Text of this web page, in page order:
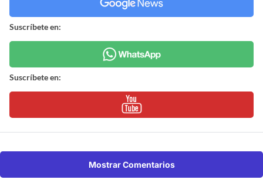
Suscríbete en:
Suscríbete en:
Mostrar Comentarios